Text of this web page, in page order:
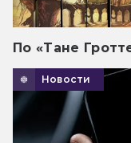
По «Тане
Новости